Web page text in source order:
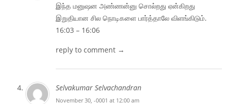
இந்த மனுஷன அண்ணன்னு சொல்றது ஏன்கிறது
இறுதியான சில நொடிகளை பார்த்தாலே விளங்கிடும்.
16:03 – 16:06
reply to comment →
Selvakumar Selvachandran
November 30, -0001 at 12:00 am